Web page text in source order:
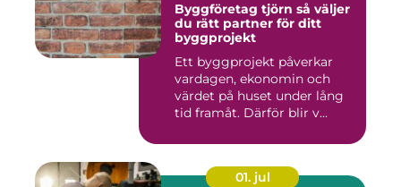
Byggföretag tjörn så väljer
du rätt partner för ditt
byggprojekt
Ett byggprojekt påverkar
vardagen, ekonomin och
värdet på huset under lång
tid framåt. Därför blir v...
01. jul